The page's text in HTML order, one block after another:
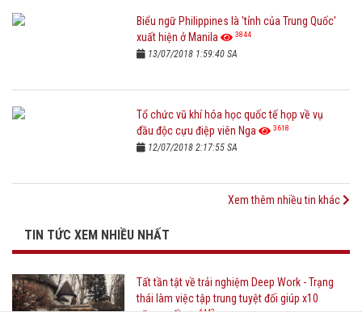
Biểu ngữ Philippines là 'tỉnh của Trung Quốc'
xuất hiện ở Manila
3844
13/07/2018 1:59:40 SA
Tổ chức vũ khí hóa học quốc tế họp về vụ
đầu độc cựu điệp viên Nga
3618
12/07/2018 2:17:55 SA
Xem thêm nhiều tin khác
TIN TỨC XEM NHIỀU NHẤT
Tất tần tật về trải nghiệm Deep Work - Trạng
thái làm việc tập trung tuyệt đối giúp x10